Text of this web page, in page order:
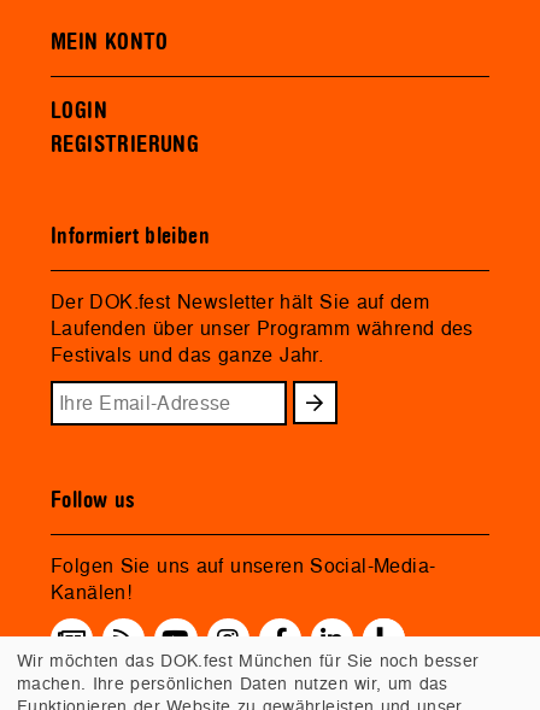
MEIN KONTO
LOGIN
REGISTRIERUNG
Informiert bleiben
Der DOK.fest Newsletter hält Sie auf dem
Laufenden über unser Programm während des
Festivals und das ganze Jahr.
Follow us
Folgen Sie uns auf unseren Social-Media-
Kanälen!
Wir möchten das DOK.fest München für Sie noch besser
machen. Ihre persönlichen Daten nutzen wir, um das